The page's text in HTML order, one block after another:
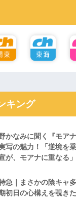
キング
かなみに聞く『モア
写の魅力！「逆境を
が、モアナに重なる」
急｜まさかの陰キャ
初日の心構えを覗きた